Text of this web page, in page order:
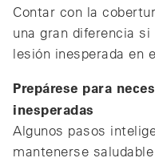
Contar con la
una gran diferencia
lesión inesperada en
Prepárese para
inesperadas
Algunos pasos
mantenerse